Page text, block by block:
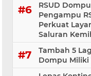
RSUD
Pengampu
Perkuat
Saluran
Tambah 5
Dompu Miliki